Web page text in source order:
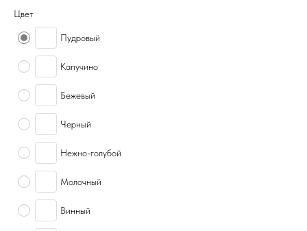
Цвет
Пудровый
Капучино
Бежевый
Черный
Нежно-голубой
Молочный
Винный